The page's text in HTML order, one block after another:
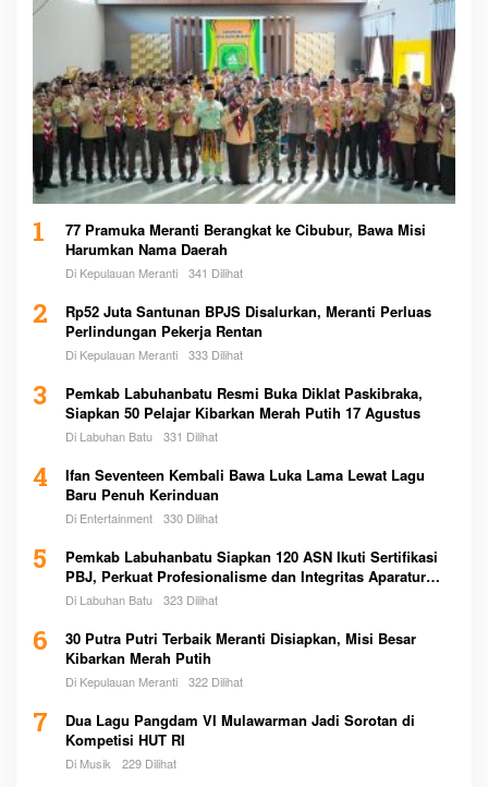
1
77 Pramuka Meranti Berangkat ke Cibubur, Bawa Misi
Harumkan Nama Daerah
Di Kepulauan Meranti 341 Dilihat
2
Rp52 Juta Santunan BPJS Disalurkan, Meranti Perluas
Perlindungan Pekerja Rentan
Di Kepulauan Meranti 333 Dilihat
3
Pemkab Labuhanbatu Resmi Buka Diklat Paskibraka,
Siapkan 50 Pelajar Kibarkan Merah Putih 17 Agustus
Di Labuhan Batu 331 Dilihat
4
Ifan Seventeen Kembali Bawa Luka Lama Lewat Lagu
Baru Penuh Kerinduan
Di Entertainment 330 Dilihat
5
Pemkab Labuhanbatu Siapkan 120 ASN Ikuti Sertifikasi
PBJ, Perkuat Profesionalisme dan Integritas Aparatur
Pemerintah
Di Labuhan Batu 323 Dilihat
6
30 Putra Putri Terbaik Meranti Disiapkan, Misi Besar
Kibarkan Merah Putih
Di Kepulauan Meranti 322 Dilihat
7
Dua Lagu Pangdam VI Mulawarman Jadi Sorotan di
Kompetisi HUT RI
Di Musik 229 Dilihat